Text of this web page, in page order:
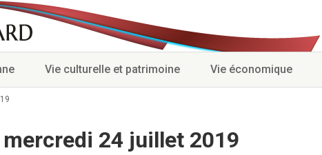
Vie culturelle et patrimoine Vie économique
24 juillet 2019